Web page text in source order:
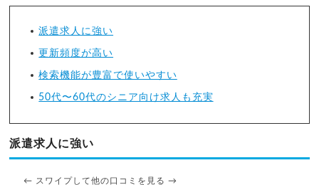
派遣求人に強い
更新頻度が高い
検索機能が豊富で使いやすい
50代〜60代のシニア向け求人も充実
派遣求人に強い
← スワイプして他の口コミを見る →